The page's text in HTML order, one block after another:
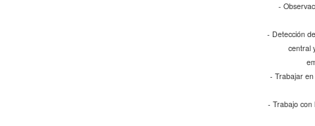
-
- Detección
central
- Trabajar
- Trabajo con